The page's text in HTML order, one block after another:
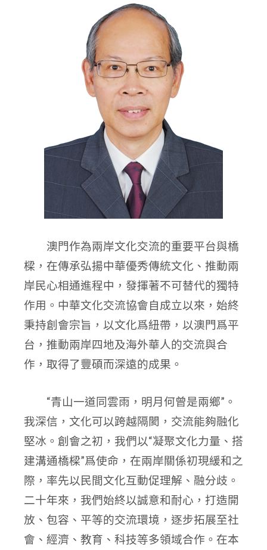
澳門作為兩岸文化交流的重要平台與橋
樑，在傳承弘揚中華優秀傳統文化、推動兩
岸民心相通進程中，發揮著不可替代的獨特
作用。中華文化交流協會自成立以來，始終
秉持創會宗旨，以文化爲紐帶，以澳門爲平
台，推動兩岸四地及海外華人的交流與合
作，取得了豐碩而深遠的成果。
“青山一道同雲雨，明月何曾是兩鄉”。
我深信，文化可以跨越隔閡，交流能夠融化
堅冰。創會之初，我們以“凝聚文化力量、搭
建溝通橋樑”爲使命，在兩岸關係初現緩和之
際，率先以民間文化互動促理解、融分歧。
二十年來，我們始終以誠意和耐心，打造開
放、包容、平等的交流環境，逐步拓展至社
會、經濟、教育、科技等多領域合作。在本